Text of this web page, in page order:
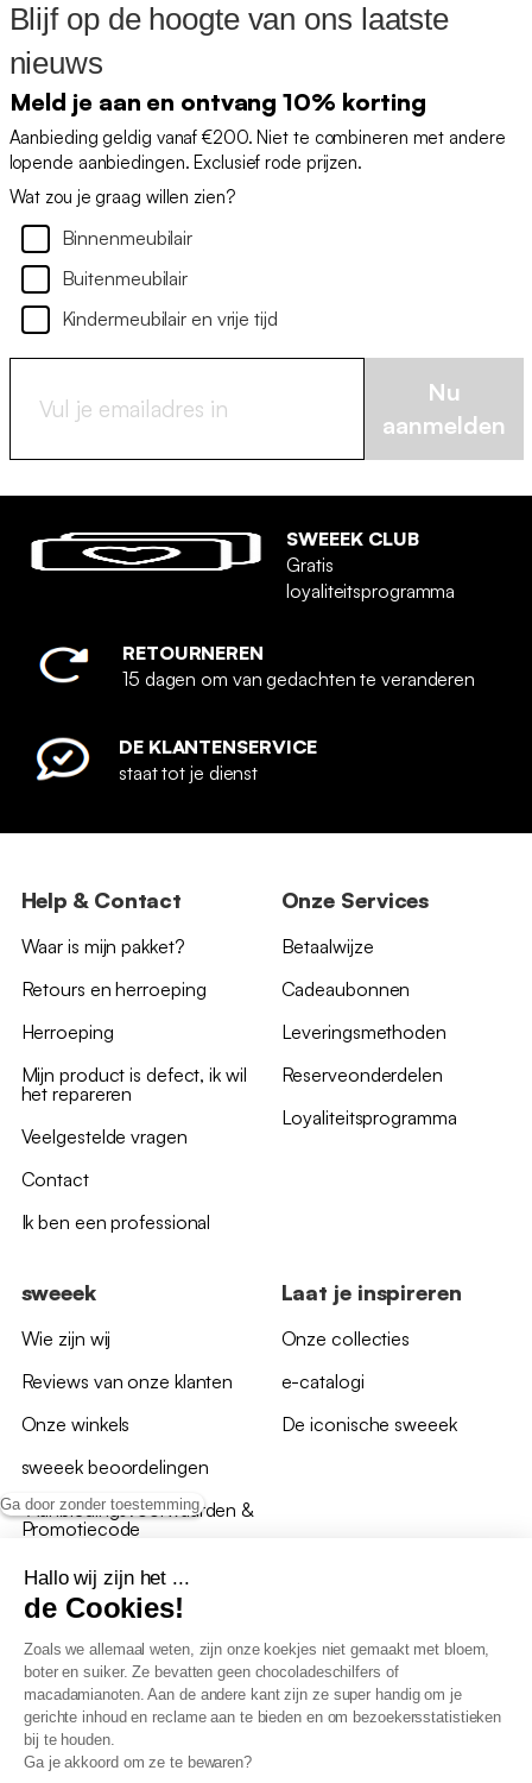
Ga door zonder toestemming
Hallo wij zijn het ...
de Cookies!
Zoals we allemaal weten, zijn onze koekjes niet gemaakt met bloem,
boter en suiker. Ze bevatten geen chocoladeschilfers of
macadamianoten. Aan de andere kant zijn ze super handig om je
gerichte inhoud en reclame aan te bieden en om bezoekersstatistieken
bij te houden.
Ga je akkoord om ze te bewaren?
Blijf op de hoogte van ons laatste
nieuws
Meld je aan en ontvang 10% korting
Aanbieding geldig vanaf €200. Niet te combineren met andere
lopende aanbiedingen. Exclusief rode prijzen.
Wat zou je graag willen zien?
Binnenmeubilair
Buitenmeubilair
Kindermeubilair en vrije tijd
Nu
aanmelden
SWEEEK CLUB
Gratis
loyaliteitsprogramma
RETOURNEREN
15 dagen om van gedachten te veranderen
DE KLANTENSERVICE
staat tot je dienst
Help & Contact
Waar is mijn pakket?
Retours en herroeping
Herroeping
Mijn product is defect, ik wil
het repareren
Veelgestelde vragen
Contact
Ik ben een professional
Onze Services
Betaalwijze
Cadeaubonnen
Leveringsmethoden
Reserveonderdelen
Loyaliteitsprogramma
sweeek
Wie zijn wij
Reviews van onze klanten
Onze winkels
sweeek beoordelingen
*Aanbiedingsvoorwaarden &
Promotiecode
Laat je inspireren
Onze collecties
e-catalogi
De iconische sweeek
Algemene verkoopsvoorwaarden
AV loyaliteitsprogramma
Beleid persoonsgegevens
Verklaring inzake toegankelijkheid